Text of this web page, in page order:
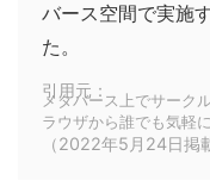
バース空間で実施
た。
引用元：
メタバース上でサーク
ラウザから誰でも気軽
（2022年5月24日掲